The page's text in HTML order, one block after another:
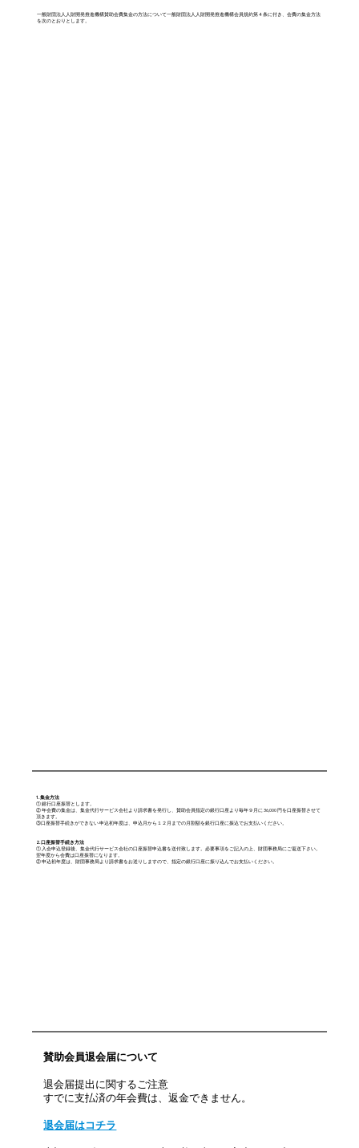
一般財団法人人財開発推進機構賛助会費集金の方法について一般財団法人人財開発推進機構会員規約第４条に付き、会費の集金方法
を次のとおりとします。
1. 集金方法
① 銀行口座振替とします。
② 年会費の集金は、集金代行サービス会社より請求書を発行し、賛助会員指定の銀行口座より毎年９月に 36,000 円を口座振替させて
頂きます。
③口座振替手続きができない 申込初年度は、申込月から１２月までの月割額を銀行口座に振込でお支払いください。
2. 口座振替手続き方法
① 入会申込登録後、集金代行サービス会社の口座振替申込書を送付致します。必要事項をご記入の上、財団事務局にご返送下さい。
翌年度から会費は口座振替になります。
② 申込初年度は、財団事務局より請求書をお送りしますので、指定の銀行口座に振り込んでお支払いください。
賛助会員退会届について
退会届提出に関するご注意
すでに支払済の年会費は、返金できません。
退会届はコチラ